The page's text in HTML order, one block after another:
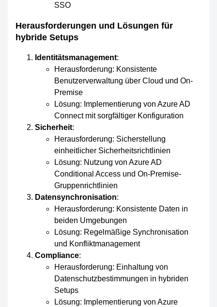
SSO
Herausforderungen und Lösungen für
hybride Setups
Identitätsmanagement:
Herausforderung: Konsistente
Benutzerverwaltung über Cloud und On-
Premise
Lösung: Implementierung von Azure AD
Connect mit sorgfältiger Konfiguration
Sicherheit:
Herausforderung: Sicherstellung
einheitlicher Sicherheitsrichtlinien
Lösung: Nutzung von Azure AD
Conditional Access und On-Premise-
Gruppenrichtlinien
Datensynchronisation:
Herausforderung: Konsistente Daten in
beiden Umgebungen
Lösung: Regelmäßige Synchronisation
und Konfliktmanagement
Compliance:
Herausforderung: Einhaltung von
Datenschutzbestimmungen in hybriden
Setups
Lösung: Implementierung von Azure